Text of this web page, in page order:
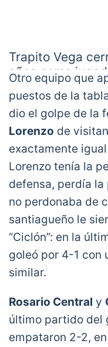
Trapito Vega
años como
momento y
Platense en su
pic.twitter.com/
— VarskySports
28, 2021
Otro equipo que
puestos de la
dio el golpe de la
Lorenzo de
exactamente
Lorenzo tenía la
defensa, perdía
no perdonaba de
santiagueño le
“Ciclón”: en la
goleó por 4-1 con
similar.
Rosario Central y
último partido del
empataron 2-2,